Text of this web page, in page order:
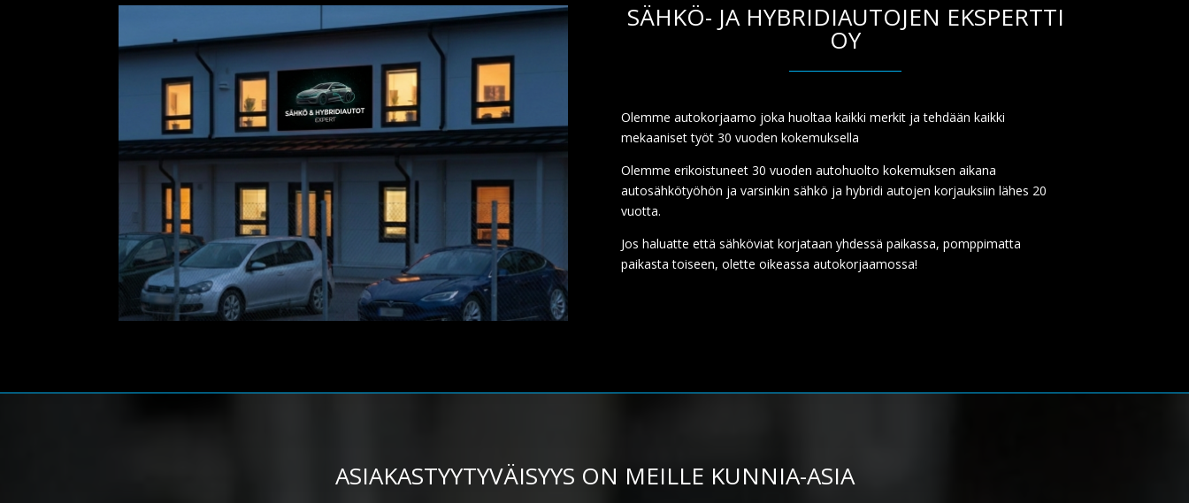
SÄHKÖ- JA HYBRIDIAUTOJEN EKSPERTTI
OY
Olemme autokorjaamo joka huoltaa kaikki merkit ja tehdään kaikki
mekaaniset työt 30 vuoden kokemuksella
Olemme erikoistuneet 30 vuoden autohuolto kokemuksen aikana
autosähkötyöhön ja varsinkin sähkö ja hybridi autojen korjauksiin lähes 20
vuotta.
Jos haluatte että sähköviat korjataan yhdessä paikassa, pomppimatta
paikasta toiseen, olette oikeassa autokorjaamossa!
ASIAKASTYYTYVÄISYYS ON MEILLE KUNNIA-ASIA